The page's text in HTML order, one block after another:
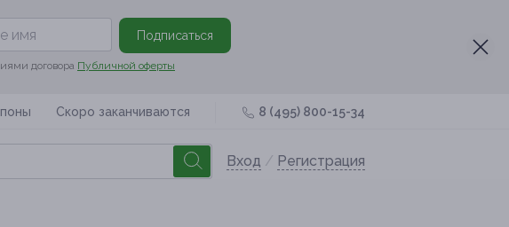
Подписаться
договора Публичной оферты
Скоро заканчиваются 8 (495) 800-15-34
Вход / Регистрация